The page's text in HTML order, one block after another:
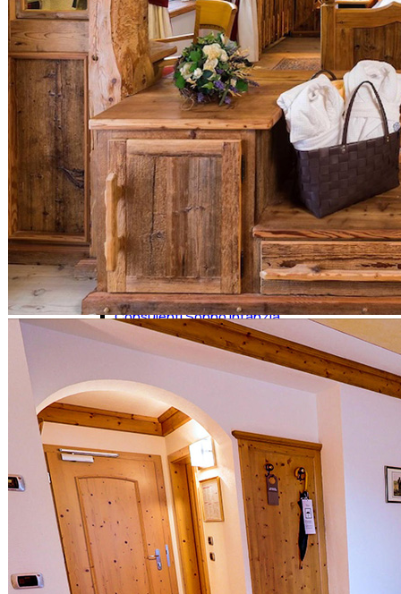
Otorinolaringoiatri
Oculisti
Poliambulatori
Massoterapisti
Integratori Alimentari
Medicina Estetica
Naturopati
Pedagogisti
Tecniche Olistiche
Podologi
Psicomotricità
Logopedisti
Ortopedia
Prodotti Assorbenti
Centri Dimagrimento
Agopuntura
Consulenti Sonno Infanzia
Prodotti Medicali
Terapie del Sonno
Personal Trainer
BENESSERE
Centri Estetici
Parrucchieri
Consulente Immagine
Microblading
Cosmesi
Meditazione
Antistress
Spa
Cosmeceutica
SPA per Cani